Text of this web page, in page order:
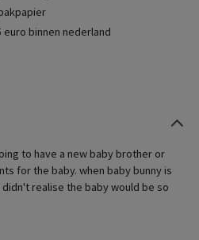
binnen nederland
to have a new baby brother or
for the baby. when baby bunny is
realise the baby would be so